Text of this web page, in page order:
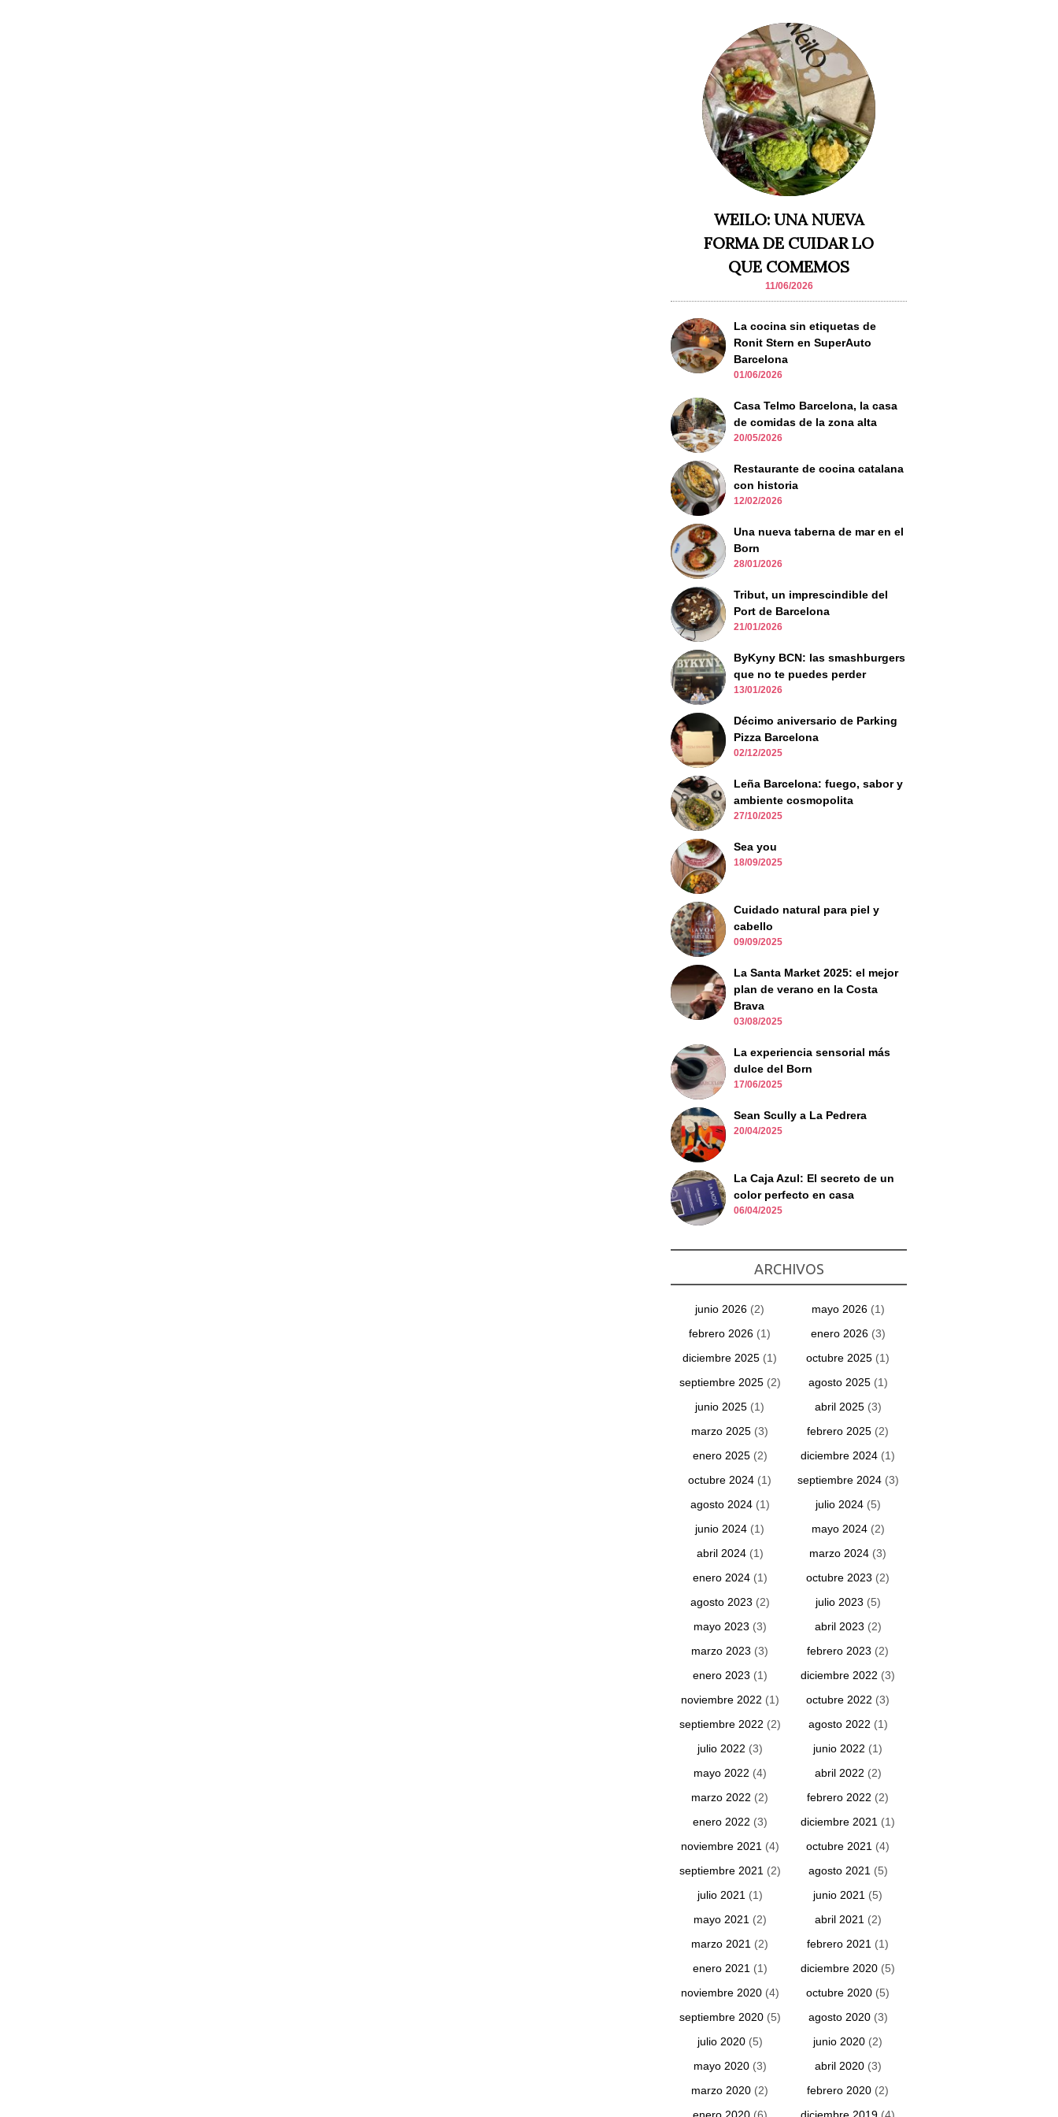
WEILO: UNA NUEVA
FORMA DE CUIDAR LO
QUE COMEMOS
11/06/2026
La cocina sin etiquetas de
Ronit Stern en SuperAuto
Barcelona
01/06/2026
Casa Telmo Barcelona, la casa
de comidas de la zona alta
20/05/2026
Restaurante de cocina catalana
con historia
12/02/2026
Una nueva taberna de mar en el
Born
28/01/2026
Tribut, un imprescindible del
Port de Barcelona
21/01/2026
ByKyny BCN: las smashburgers
que no te puedes perder
13/01/2026
Décimo aniversario de Parking
Pizza Barcelona
02/12/2025
Leña Barcelona: fuego, sabor y
ambiente cosmopolita
27/10/2025
Sea you
18/09/2025
Cuidado natural para piel y
cabello
09/09/2025
La Santa Market 2025: el mejor
plan de verano en la Costa
Brava
03/08/2025
La experiencia sensorial más
dulce del Born
17/06/2025
Sean Scully a La Pedrera
20/04/2025
La Caja Azul: El secreto de un
color perfecto en casa
06/04/2025
ARCHIVOS
junio 2026 (2) mayo 2026(1)
febrero 2026 (1) enero 2026(3)
diciembre 2025 (1) octubre 2025 (1)
septiembre 2025(2) agosto 2025(1)
junio 2025 (1) abril 2025(3)
marzo 2025 (3) febrero 2025 (2)
enero 2025(2) diciembre 2024 (1)
octubre 2024 (1) septiembre 2024(3)
agosto 2024(1) julio 2024(5)
junio 2024 (1) mayo 2024(2)
abril 2024(1) marzo 2024 (3)
enero 2024(1) octubre 2023 (2)
agosto 2023 (2) julio 2023 (5)
mayo 2023 (3) abril 2023 (2)
marzo 2023 (3) febrero 2023 (2)
enero 2023 (1) diciembre 2022 (3)
noviembre 2022 (1) octubre 2022 (3)
septiembre 2022 (2) agosto 2022 (1)
julio 2022 (3) junio 2022 (1)
mayo 2022 (4) abril 2022 (2)
marzo 2022 (2) febrero 2022 (2)
enero 2022 (3) diciembre 2021 (1)
noviembre 2021 (4) octubre 2021 (4)
septiembre 2021 (2) agosto 2021 (5)
julio 2021 (1) junio 2021 (5)
mayo 2021 (2) abril 2021 (2)
marzo 2021 (2) febrero 2021 (1)
enero 2021 (1) diciembre 2020 (5)
noviembre 2020(4) octubre 2020 (5)
septiembre 2020(5) agosto 2020(3)
julio 2020(5) junio 2020 (2)
mayo 2020(3) abril 2020(3)
marzo 2020 (2) febrero 2020 (2)